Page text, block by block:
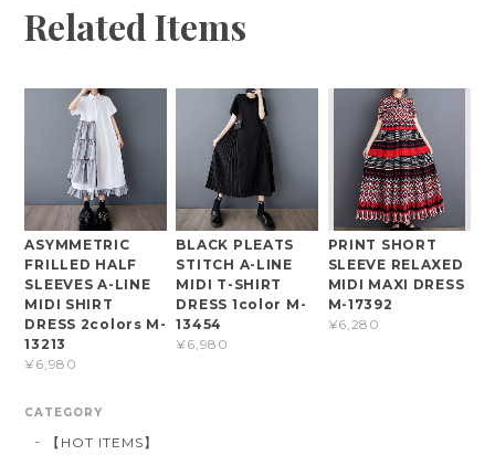
Related Items
ASYMMETRIC
FRILLED HALF
SLEEVES A-LINE
MIDI SHIRT
DRESS 2colors M-
13213
¥6,980
BLACK PLEATS
STITCH A-LINE
MIDI T-SHIRT
DRESS 1color M-
13454
¥6,980
PRINT SHORT
SLEEVE RELAXED
MIDI MAXI DRESS
M-17392
¥6,280
CATEGORY
【HOT ITEMS】